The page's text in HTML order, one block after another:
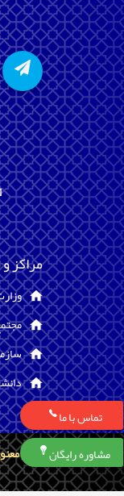
مراکز
تمامی حقوق مادی و
تماس با ما
مشاوره رایگان